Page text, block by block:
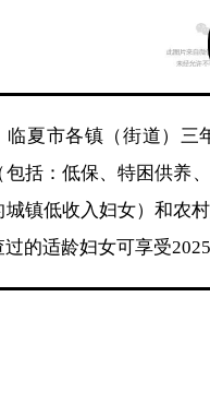
临夏市各镇（街道）三
包括：低保、特困供养
城镇低收入妇女）和农
过的适龄妇女可享受